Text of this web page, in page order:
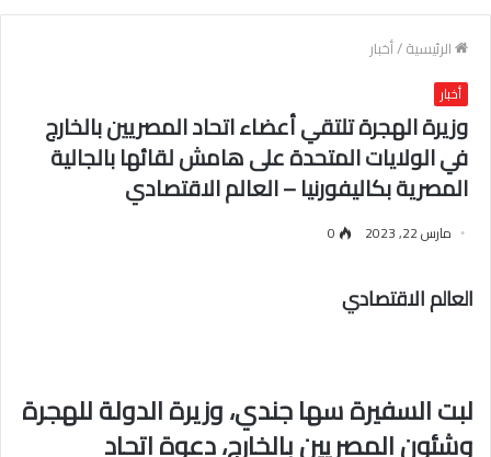
الرئيسية/أخبار
أخبار
وزيرة الهجرة تلتقي أعضاء اتحاد المصريين بالخارج
في الولايات المتحدة على هامش لقائها بالجالية
المصرية بكاليفورنيا – العالم الاقتصادي
مارس 22, 2023 0
العالم الاقتصادي
لبت السفيرة سها جندي، وزيرة الدولة للهجرة
وشئون المصريين بالخارج، دعوة اتحاد